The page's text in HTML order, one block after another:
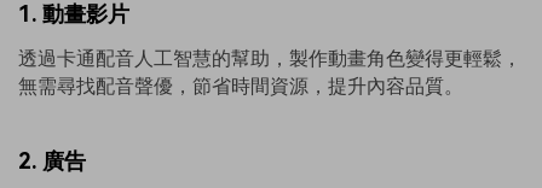
1. 動畫影片
透過卡通配音人工智慧的幫助，製作動畫角色變得更輕鬆，
無需尋找配音聲優，節省時間資源，提升內容品質。
2. 廣告